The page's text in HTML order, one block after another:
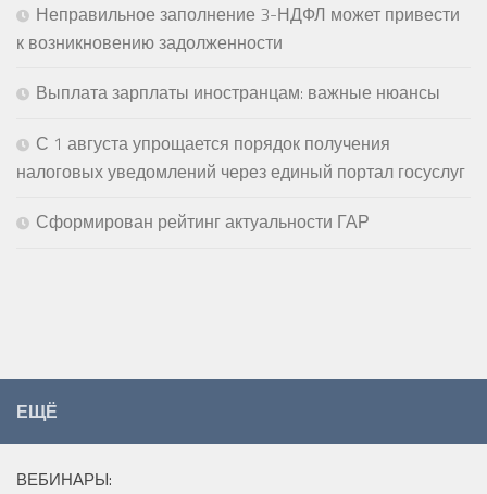
Неправильное заполнение 3-НДФЛ может привести
к возникновению задолженности
Выплата зарплаты иностранцам: важные нюансы
С 1 августа упрощается порядок получения
налоговых уведомлений через единый портал госуслуг
Сформирован рейтинг актуальности ГАР
ЕЩЁ
ВЕБИНАРЫ: